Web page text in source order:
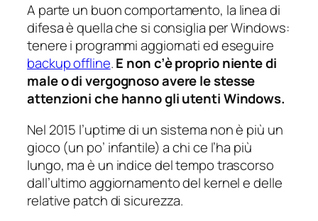
A parte un buon comportamento, la linea di
difesa è quella che si consiglia per Windows:
tenere i programmi aggiornati ed eseguire
backup offline.E non c’è proprio niente di
male o di vergognoso avere le stesse
attenzioni che hanno gli utenti Windows.
Nel 2015 l’uptime di un sistema non è più un
gioco (un po’ infantile) a chi ce l’ha più
lungo, ma è un indice del tempo trascorso
dall’ultimo aggiornamento del kernel e delle
relative patch di sicurezza.